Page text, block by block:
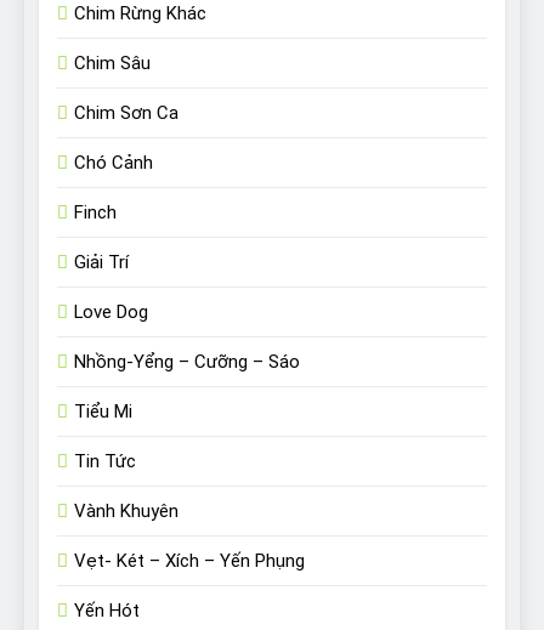
Chim Rừng Khác
Chim Sâu
Chim Sơn Ca
Chó Cảnh
Finch
Giải Trí
Love Dog
Nhồng-Yểng – Cưỡng – Sáo
Tiểu Mi
Tin Tức
Vành Khuyên
Vẹt- Két – Xích – Yến Phụng
Yến Hót